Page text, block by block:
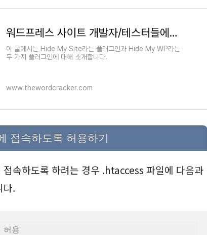
워드프레스 사이트 개발자/테스터들에게 유용한 플러그인 - Hide My Site("공사 중" 표시) - 워드프레
이 글에서는 Hide My Site라는 플러그인과 Hide My WP라는
두 가지 플러그인에 대해 소개합니다.
www.thewordcracker.com
접속하도록 허용하기
속하도록 하려는 경우 .htaccess 파일에 다음과
다.
용